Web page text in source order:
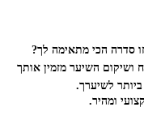
סדרה הכימתאימה לך?
ושיקום השיער מזמין אותך
לשיערך.
ומהיר.